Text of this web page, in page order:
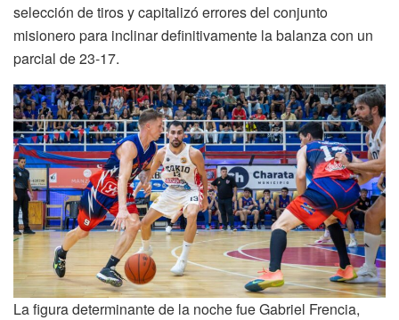
selección de tiros y capitalizó errores del conjunto
misionero para inclinar definitivamente la balanza con un
parcial de 23-17.
La figura determinante de la noche fue Gabriel Frencia,